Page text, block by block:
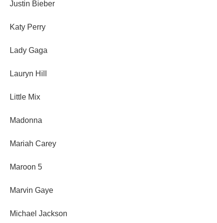
Justin Bieber
Katy Perry
Lady Gaga
Lauryn Hill
Little Mix
Madonna
Mariah Carey
Maroon 5
Marvin Gaye
Michael Jackson